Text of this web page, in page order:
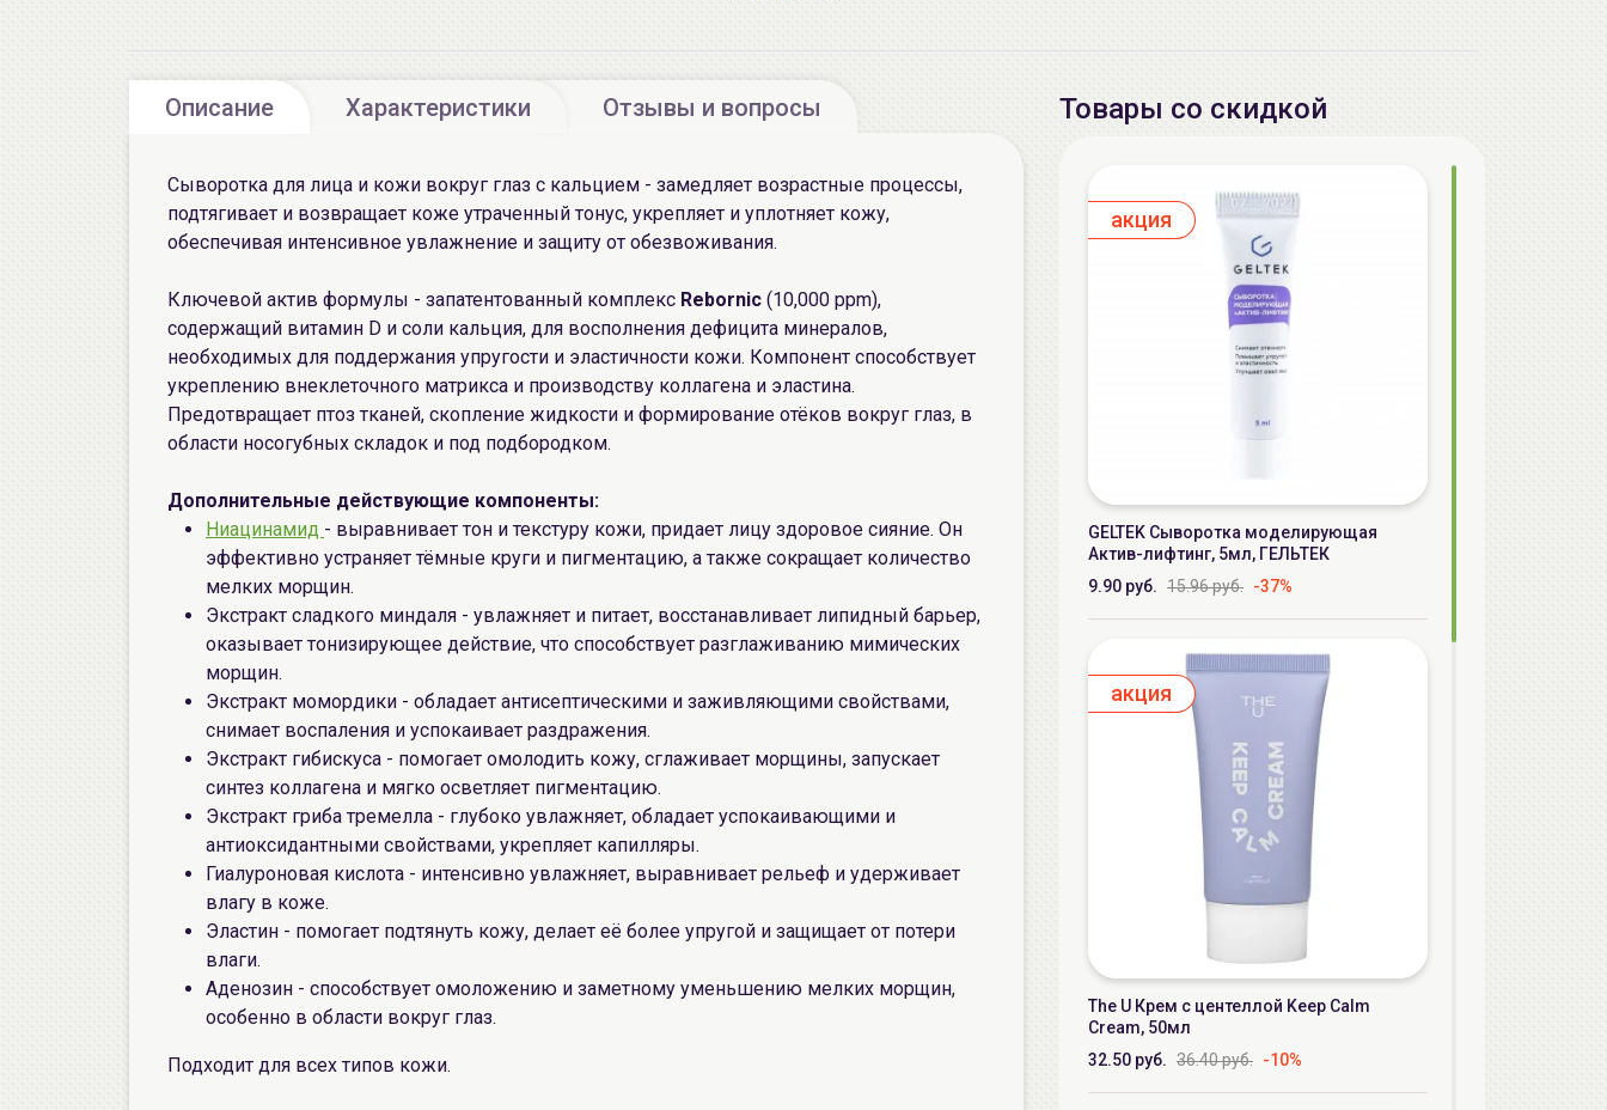
Описание Характеристики Отзывы и вопросы
Сыворотка для лица и кожи вокруг глаз с кальцием - замедляет возрастные процессы,
подтягивает и возвращает коже утраченный тонус, укрепляет и уплотняет кожу,
обеспечивая интенсивное увлажнение и защиту от обезвоживания.
Ключевой актив формулы - запатентованный комплекс Rebornic (10,000 ppm),
содержащий витамин D и соли кальция, для восполнения дефицита минералов,
необходимых для поддержания упругости и эластичности кожи. Компонент способствует
укреплению внеклеточного матрикса и производству коллагена и эластина.
Предотвращает птоз тканей, скопление жидкости и формирование отёков вокруг глаз, в
области носогубных складок и под подбородком.
Дополнительные действующие компоненты:
Ниацинамид - выравнивает тон и текстуру кожи, придает лицу здоровое сияние. Он
эффективно устраняет тёмные круги и пигментацию, а также сокращает количество
мелких морщин.
Экстракт сладкого миндаля - увлажняет и питает, восстанавливает липидный барьер,
оказывает тонизирующее действие, что способствует разглаживанию мимических
морщин.
Экстракт момордики - обладает антисептическими и заживляющими свойствами,
снимает воспаления и успокаивает раздражения.
Экстракт гибискуса - помогает омолодить кожу, сглаживает морщины, запускает
синтез коллагена и мягко осветляет пигментацию.
Экстракт гриба тремелла - глубоко увлажняет, обладает успокаивающими и
антиоксидантными свойствами, укрепляет капилляры.
Гиалуроновая кислота - интенсивно увлажняет, выравнивает рельеф и удерживает
влагу в коже.
Эластин - помогает подтянуть кожу, делает её более упругой и защищает от потери
влаги.
Аденозин - способствует омоложению и заметному уменьшению мелких морщин,
особенно в области вокруг глаз.
Подходит для всех типов кожи.
Товары со скидкой
aкция
GELTEK Сыворотка моделирующая
Актив-лифтинг, 5мл, ГЕЛЬТЕК
9.90 руб. 15.96 руб. -37%
aкция
The U Крем с центеллой Keep Calm
Cream, 50мл
32.50 руб. 36.40 руб. -10%